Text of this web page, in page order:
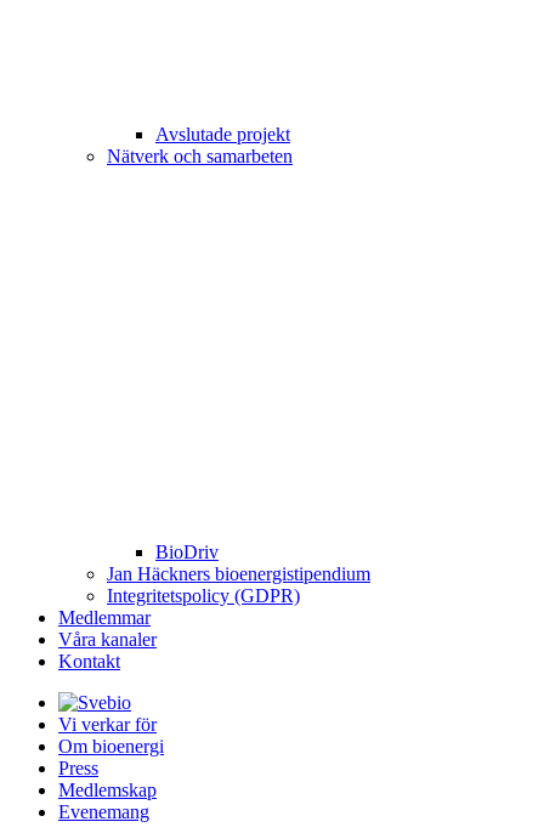
Avslutade projekt
Nätverk och samarbeten
BioDriv
Jan Häckners bioenergistipendium
Integritetspolicy (GDPR)
Medlemmar
Våra kanaler
Kontakt
Vi verkar för
Om bioenergi
Press
Medlemskap
Evenemang